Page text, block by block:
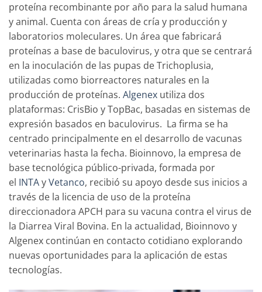
proteína recombinante por año para la salud humana
y animal. Cuenta con áreas de cría y producción y
laboratorios moleculares. Un área que fabricará
proteínas a base de baculovirus, y otra que se centrará
en la inoculación de las pupas de Trichoplusia,
utilizadas como biorreactores naturales en la
producción de proteínas. Algenex utiliza dos
plataformas: CrisBio y TopBac, basadas en sistemas de
expresión basados ​​en baculovirus. La firma se ha
centrado principalmente en el desarrollo de vacunas
veterinarias hasta la fecha. Bioinnovo, la empresa de
base tecnológica público-privada, formada por
el INTAyVetanco, recibió su apoyo desde sus inicios a
través de la licencia de uso de la proteína
direccionadora APCH para su vacuna contra el virus de
la Diarrea Viral Bovina. En la actualidad, Bioinnovo y
Algenex continúan en contacto cotidiano explorando
nuevas oportunidades para la aplicación de estas
tecnologías.